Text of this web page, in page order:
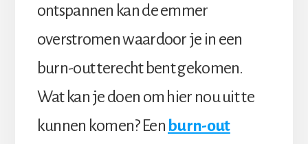
ontspannen kan de emmer
overstromen waardoor je in een
burn-out terecht bent gekomen.
Wat kan je doen om hier nou uit te
kunnen komen? Een burn-out